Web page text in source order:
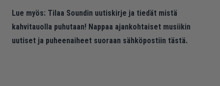
Lue myös: Tilaa Soundin uutiskirje ja tiedät mistä
kahvitauolla puhutaan! Nappaa ajankohtaiset musiikin
uutiset ja puheenaiheet suoraan sähköpostiin tästä.